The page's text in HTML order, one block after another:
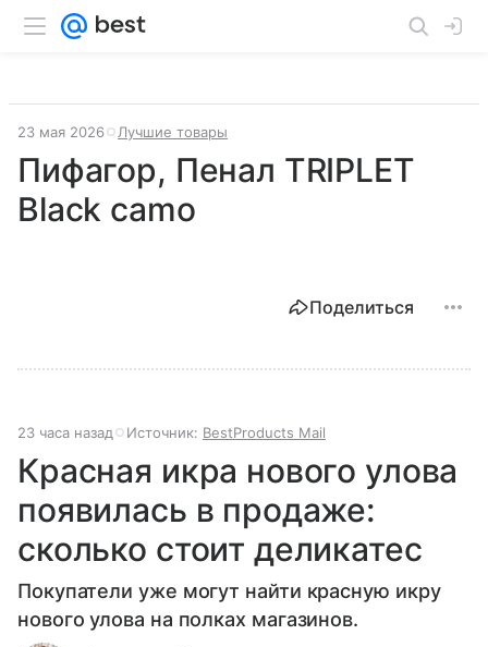
23 мая 2026 Лучшие товары
Пифагор, Пенал TRIPLET
Black camo
Поделиться
23 часа назад Источник: BestProducts Mail
Красная икра нового улова
появилась в продаже:
сколько стоит деликатес
Покупатели уже могут найти красную икру
нового улова на полках магазинов.